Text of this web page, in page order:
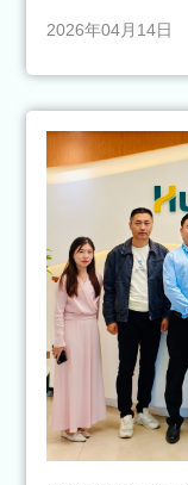
2026年04月14日